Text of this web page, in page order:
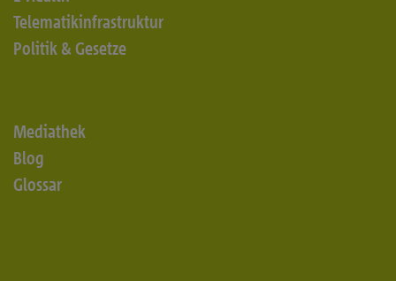
Telematikinfrastruktur
Politik & Gesetze
Mediathek
Blog
Glossar